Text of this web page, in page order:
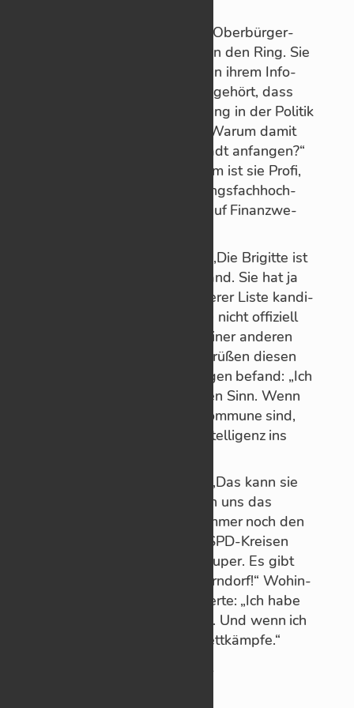
wirft für die Ober­bür­ger­
meis­ter­wahl 2022 ih­ren Hut in den Ring. Sie
habe vor der Land­tags­wahl an ih­rem Info-
Stand für „die Ba­sis“ viel­fach ge­hört, dass
die Leute sich eine Ver­än­de­rung in der Po­li­tik
wün­schen, und dachte sich: „Warum da­mit
nicht hier in mei­ner Hei­mat­stadt an­fan­gen?“
Hier kenne sie sich aus. Zu­dem ist sie Profi,
hat sie doch an der Ver­wal­tungs­fach­hoch­
schule stu­diert, spe­zia­li­siert auf Fi­nanz­we­
Her­mann Beu­tel meint dazu: „Die Bri­gitte ist
eine Frau mit Herz und Ver­stand. Sie hat ja
für den Ge­mein­de­rat auf un­se­rer Liste kan­di­
diert. Na­tür­lich kön­nen wir sie nicht of­fi­zi­ell
un­ter­stüt­zen, wenn sie jetzt ei­ner an­de­ren
Par­tei an­ge­hört, aber wir be­grü­ßen die­sen
Schritt.“ Wer­ner Ne­her hin­ge­gen be­fand: „Ich
sehe in ih­rer Kan­di­da­tur kei­nen Sinn. Wenn
wir erst ‚Smart City‘-Modellkommune sind,
kommt so­wieso Künst­li­che In­tel­li­genz ins
Und Ger­hard Ni­ckel er­klärte: „Das kann sie
gern tun. Wir kön­nen ja, wenn uns das
Wahl­er­geb­nis nicht ge­fällt, im­mer noch den
‚Ro­ten Knopf‘ drü­cken.“ Aus SPD-Krei­sen
war zu hö­ren: „Un­ser OB ist su­per. Es gibt
gar kei­nen Bes­se­ren für Schorn­dorf!“ Wo­hin­
ge­gen die­ser sou­ve­rän re­agierte: „Ich habe
Sport­wis­sen­schaf­ten stu­diert. Und wenn ich
et­was kann, dann sind es Wett­kämpfe.“
“ vom 2. April